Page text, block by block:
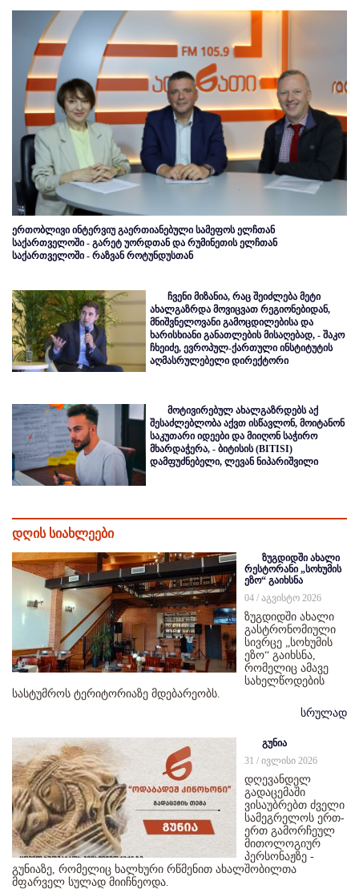
ერთობლივი ინტერვიუ გაერთიანებული სამეფოს ელჩთან
საქართველოში - გარეტ უორდთან და რუმინეთის ელჩთან
საქართველოში - რაზვან როტუნდუსთან
ჩვენი მიზანია, რაც შეიძლება მეტი
ახალგაზრდა მოვიცვათ რეგიონებიდან,
მნიშვნელოვანი გამოცდილებისა და
ხარისხიანი განათლების მისაღებად, - შაკო
ჩხეიძე, ევროპულ-ქართული ინსტიტუტის
აღმასრულებელი დირექტორი
მოტივირებულ ახალგაზრდებს აქ
შესაძლებლობა აქვთ ისწავლონ, მოიტანონ
საკუთარი იდეები და მიიღონ საჭირო
მხარდაჭერა, - ბიტისის (BITISI)
დამფუძნებელი, ლევან ნიპარიშვილი
დღის სიახლეები
ზუგდიდში ახალი
რესტორანი „სოხუმის
ეზო“ გაიხსნა
04 / აგვისტო 2026
ზუგდიდში ახალი
გასტრონომიული
სივრცე „სოხუმის
ეზო“ გაიხსნა,
რომელიც ამავე
სახელწოდების
სასტუმროს ტერიტორიაზე მდებარეობს.
სრულად
გუნია
31 / ივლისი 2026
დღევანდელ
გადაცემაში
ვისაუბრებთ ძველი
სამეგრელოს ერთ-
ერთ გამორჩეულ
მითოლოგიურ
პერსონაჟზე -
გუნიაზე, რომელიც ხალხური რწმენით ახალშობილთა
მფარველ სულად მიიჩნეოდა.